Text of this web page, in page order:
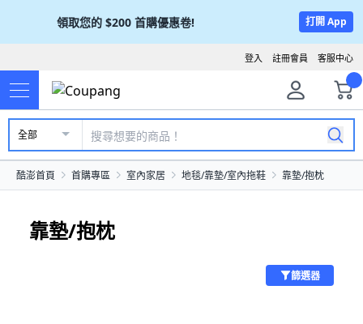
領取您的 $200 首購優惠卷! 打開 App
客服中心
註冊會員
登入
全部
酷澎首頁 首購專區 室內家居 地毯/靠墊/室內拖鞋 靠墊/抱枕
靠墊/抱枕
篩選器